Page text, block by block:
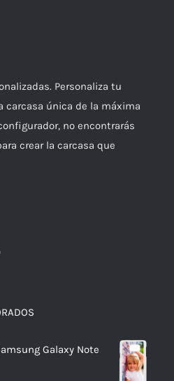
Personaliza tu
carcasa única de la máxima
no encontrarás
crear la carcasa que
Galaxy Note